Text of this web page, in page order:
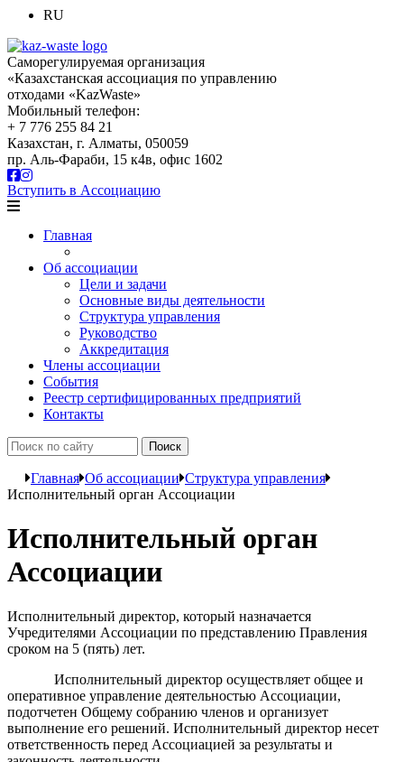
RU
Саморегулируемая организация
«Казахстанская ассоциация по управлению
отходами «KazWaste»
Мобильный телефон:
+ 7 776 255 84 21
Казахстан, г. Алматы, 050059
пр. Аль-Фараби, 15 к4в, офис 1602
Вступить в Ассоциацию
Главная
Об ассоциации
Цели и задачи
Основные виды деятельности
Структура управления
Руководство
Аккредитация
Члены ассоциации
События
Реестр сертифицированных предприятий
Контакты
Главная Об ассоциации Структура управления
Исполнительный орган Ассоциации
Исполнительный орган
Ассоциации
Исполнительный директор, который назначается
Учредителями Ассоциации по представлению Правления
сроком на 5 (пять) лет.
Исполнительный директор осуществляет общее и
оперативное управление деятельностью Ассоциации,
подотчетен Общему собранию членов и организует
выполнение его решений. Исполнительный директор несет
ответственность перед Ассоциацией за результаты и